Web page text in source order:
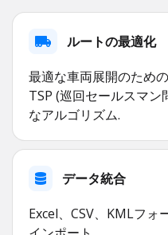
ルートの最適化
最適な車両展開のため
TSP (巡回セールスマ
なアルゴリズム.
データ統合
Excel、CSV、KMLフォ